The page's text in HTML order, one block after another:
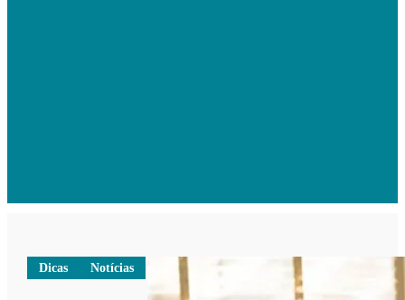
Dicas Notícias